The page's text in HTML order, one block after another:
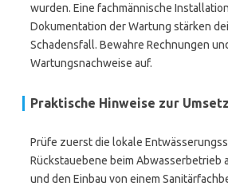
wurden. Eine fachmännische
Dokumentation der Wartung stärken
Schadensfall. Bewahre Rechnungen
Wartungsnachweise auf.
Praktische Hinweise zur
Prüfe zuerst die lokale
Rückstauebene beim Abwasserbetrieb
und den Einbau von einem